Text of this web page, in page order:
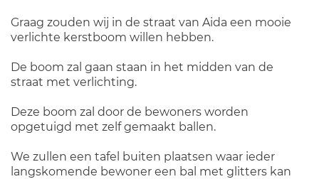
Graag zouden wij in de straat van Aida een mooie
verlichte kerstboom willen hebben.
De boom zal gaan staan in het midden van de
straat met verlichting.
Deze boom zal door de bewoners worden
opgetuigd met zelf gemaakt ballen.
We zullen een tafel buiten plaatsen waar ieder
langskomende bewoner een bal met glitters kan